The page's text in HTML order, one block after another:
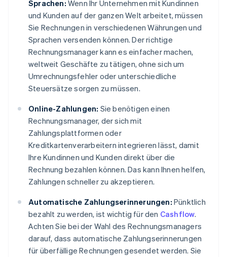
Sprachen: Wenn Ihr Unternehmen mit Kundinnen
und Kunden auf der ganzen Welt arbeitet, müssen
Sie Rechnungen in verschiedenen Währungen und
Sprachen versenden können. Der richtige
Rechnungsmanager kann es einfacher machen,
weltweit Geschäfte zu tätigen, ohne sich um
Umrechnungsfehler oder unterschiedliche
Steuersätze sorgen zu müssen.
Online-Zahlungen: Sie benötigen einen
Rechnungsmanager, der sich mit
Zahlungsplattformen oder
Kreditkartenverarbeitern integrieren lässt, damit
Ihre Kundinnen und Kunden direkt über die
Rechnung bezahlen können. Das kann Ihnen helfen,
Zahlungen schneller zu akzeptieren.
Automatische Zahlungserinnerungen: Pünktlich
bezahlt zu werden, ist wichtig für den Cashflow.
Achten Sie bei der Wahl des Rechnungsmanagers
darauf, dass automatische Zahlungserinnerungen
für überfällige Rechnungen gesendet werden. Sie